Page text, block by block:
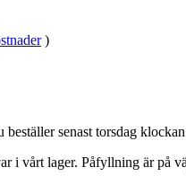
)
beställer senast torsdag
i vårt lager. Påfyllning är på